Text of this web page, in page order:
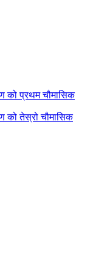
को प्रथम चौमासिक
को तेस्रो चौमासिक